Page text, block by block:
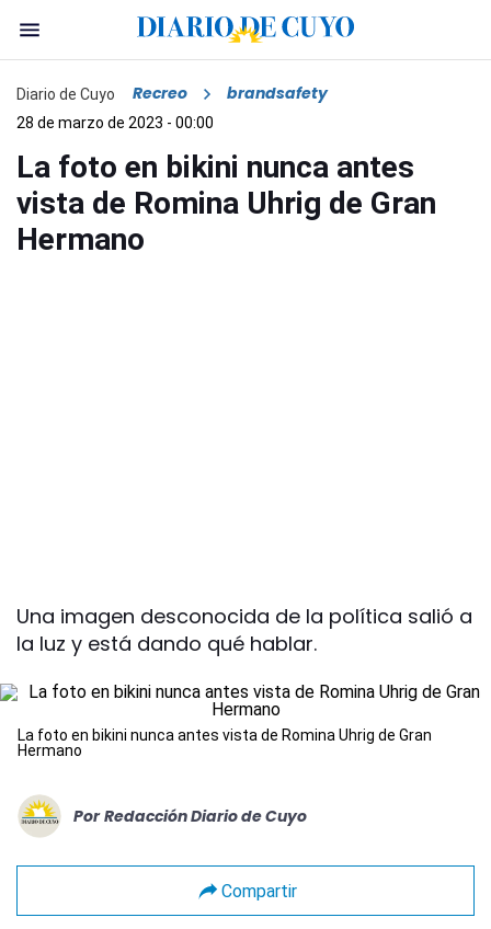
Diario de Cuyo Recreo brandsafety
28 de marzo de 2023 - 00:00
La foto en bikini nunca antes
vista de Romina Uhrig de Gran
Hermano
Una imagen desconocida de la política salió a
la luz y está dando qué hablar.
La foto en bikini nunca antes vista de Romina Uhrig de Gran
Hermano
Por Redacción Diario de Cuyo
Compartir